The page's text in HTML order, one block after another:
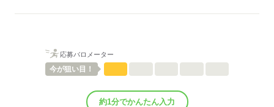
ひとりで
応募バロメーター
今が狙い目！
約1分でかんたん入力